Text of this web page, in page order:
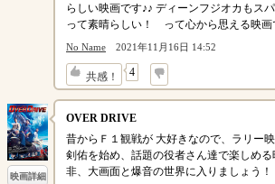
らしい映画です♪♪ ディーンフジオカもス
って素晴らしい！ って心から思える映画
No Name 2021年11月16日 14:52
共感！ 4
↓
映画詳細
OVER DRIVE
昔からＦ１観戦が 大好きなので、ラリー
剣佑を始め、話題の役者さん達で楽しめ
非、大画面と爆音の世界に入りましょう！